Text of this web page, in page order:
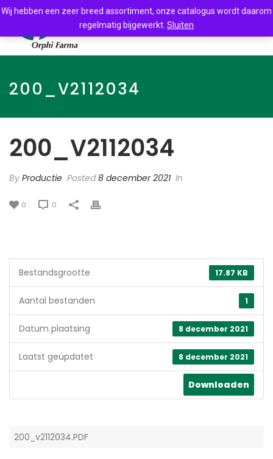
200_V2112034
200_V2112034
By Productie Posted8 december 2021 In
0 0
17.87 KB
Bestandsgrootte
1
Aantal bestanden
8 december 2021
Datum plaatsing
8 december 2021
Laatst geüpdatet
Downloaden
200_v2112034.PDF
Wij hebben een zeer breed assortiment, onze catalogus wordt daarom
regelmatig bijgewerkt. Sluiten